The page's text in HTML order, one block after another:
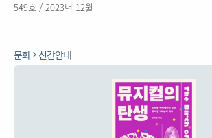
549호 / 2023년 12월
문화 신간안내